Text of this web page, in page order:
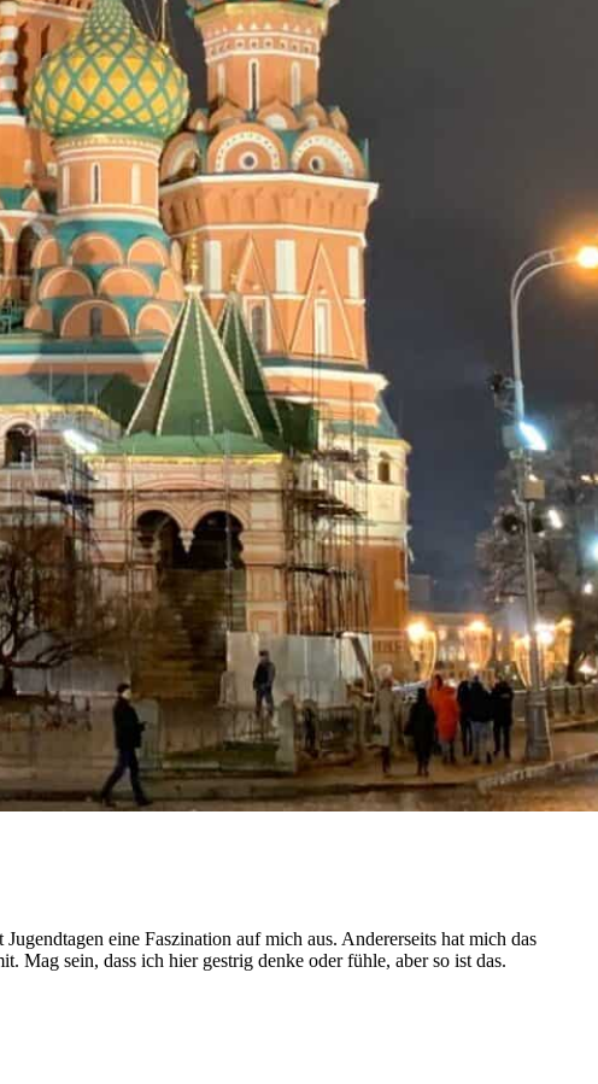
eine Faszination auf mich aus. Andererseits hat mich das
Mag sein, dass ich hier gestrig denke oder fühle, aber so ist das.